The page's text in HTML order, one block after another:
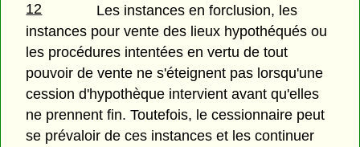
12
Les instances en forclusion, les
instances pour vente des lieux hypothéqués ou
les procédures intentées en vertu de tout
pouvoir de vente ne s'éteignent pas lorsqu'une
cession d'hypothèque intervient avant qu'elles
ne prennent fin. Toutefois, le cessionnaire peut
se prévaloir de ces instances et les continuer